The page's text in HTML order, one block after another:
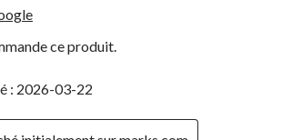
ce produit.
: 2026-03-22